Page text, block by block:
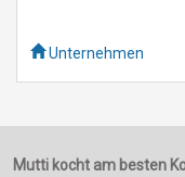
Unternehmen
Mutti kocht am besten